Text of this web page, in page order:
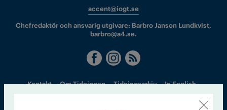
accent@iogt.se
Chefredaktör och ansvarig utgivare: Barbro Janson Lundkvist,
barbro@a4.se.
Kontakt Om Tidningen Tidningsarkiv In English